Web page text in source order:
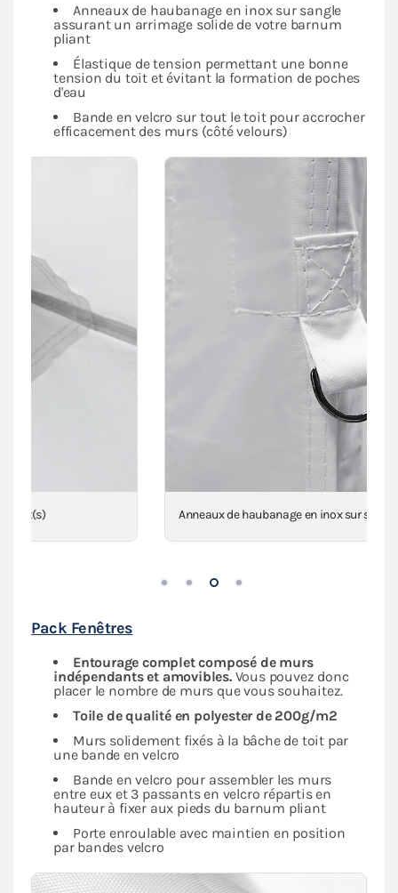
Anneaux de haubanage en inox sur sangle
assurant un arrimage solide de votre barnum
pliant
Élastique de tension permettant une bonne
tension du toit et évitant la formation de poches
d'eau
Bande en velcro sur tout le toit pour accrocher
efficacement des murs (côté velours)
Anneaux de haubanage en inox sur sangles
Pack Fenêtres
Entourage complet composé de murs
indépendants et amovibles. Vous pouvez donc
placer le nombre de murs que vous souhaitez.
Toile de qualité en polyester de 200g/m2
Murs solidement fixés à la bâche de toit par
une bande en velcro
Bande en velcro pour assembler les murs
entre eux et 3 passants en velcro répartis en
hauteur à fixer aux pieds du barnum pliant
Porte enroulable avec maintien en position
par bandes velcro